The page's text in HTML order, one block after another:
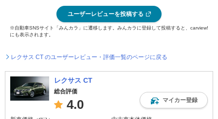
ユーザーレビューを投稿する
※自動車SNSサイト「みんカラ」に遷移します。みんカラに登録して投稿すると、carview!
にも表示されます。
レクサス CT のユーザーレビュー・評価一覧のページに戻る
レクサス CT
総合評価
4.0 マイカー登録